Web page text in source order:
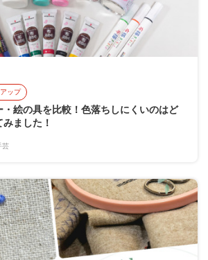
ップ
絵の具を比較！色落ちしにくいのはど
ました！
芸